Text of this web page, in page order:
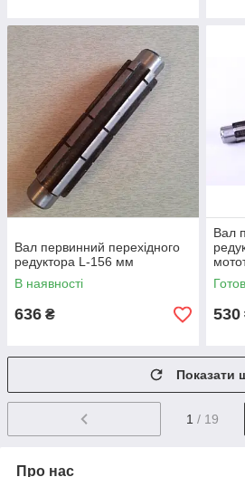
Вал первинний перехідного
редуктора L-156 мм
В наявності
636 ₴
Вал
530
Показати
1 / 19
Про нас